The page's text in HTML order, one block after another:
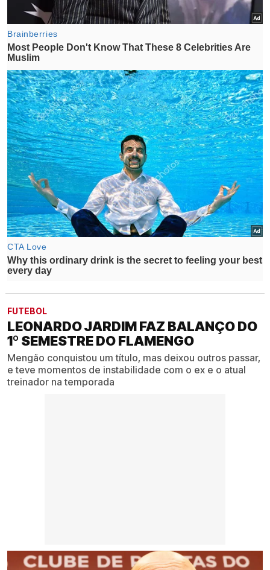
FUTEBOL
LEONARDO JARDIM FAZ BALANÇO DO
1º SEMESTRE DO FLAMENGO
Mengão conquistou um título, mas deixou outros passar,
e teve momentos de instabilidade com o ex e o atual
treinador na temporada